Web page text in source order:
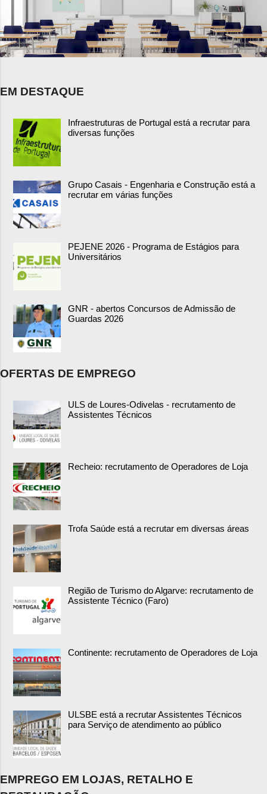
EM DESTAQUE
Infraestruturas de Portugal está a recrutar para
diversas funções
Grupo Casais - Engenharia e Construção está a
recrutar em várias funções
PEJENE 2026 - Programa de Estágios para
Universitários
GNR - abertos Concursos de Admissão de
Guardas 2026
OFERTAS DE EMPREGO
ULS de Loures-Odivelas - recrutamento de
Assistentes Técnicos
Recheio: recrutamento de Operadores de Loja
Trofa Saúde está a recrutar em diversas áreas
Região de Turismo do Algarve: recrutamento de
Assistente Técnico (Faro)
Continente: recrutamento de Operadores de Loja
ULSBE está a recrutar Assistentes Técnicos
para Serviço de atendimento ao público
EMPREGO EM LOJAS, RETALHO E